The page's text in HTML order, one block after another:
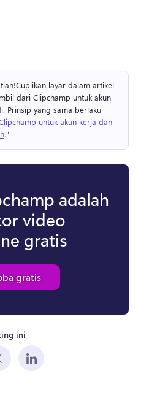
Cuplikan layar dalam artikel
dari Clipchamp untuk akun
Prinsip yang sama berlaku
untuk akun kerja dan
."
adalah
video
gratis
gratis
ini